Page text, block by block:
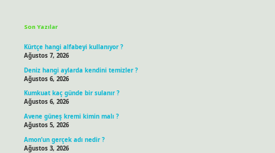
Son Yazılar
Kürtçe hangi alfabeyi kullanıyor ?
Ağustos 7, 2026
Deniz hangi aylarda kendini temizler ?
Ağustos 6, 2026
Kumkuat kaç günde bir sulanır ?
Ağustos 6, 2026
Avene güneş kremi kimin malı ?
Ağustos 5, 2026
Amon’un gerçek adı nedir ?
Ağustos 3, 2026